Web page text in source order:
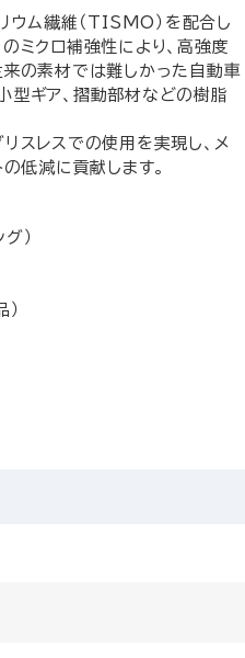
ウム繊維（TISMO）を配合し
ミクロ補強性により、高強度
の素材では難しかった自動車
ギア、摺動部材などの樹脂
スレスでの使用を実現し、メ
低減に貢献します。
）